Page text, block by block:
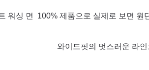
워싱 면 100% 제품으로 실제로 보면 원
와이드핏의 멋스러운 라인